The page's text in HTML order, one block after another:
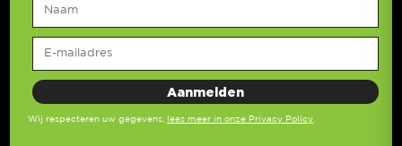
Wij respecteren uw gegevens, lees meer in onze Privacy Policy